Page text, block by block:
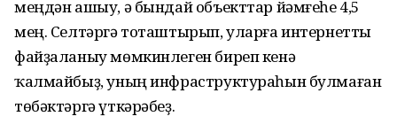
меңдән ашыу, ә бындай объекттар йәмғеһе 4,5
мең. Селтәргә тоташтырып, уларға интернетты
файҙаланыу мөмкинлеген биреп кенә
ҡалмайбыҙ, уның инфраструктураһын булмаған
төбәктәргә үткәрәбеҙ.